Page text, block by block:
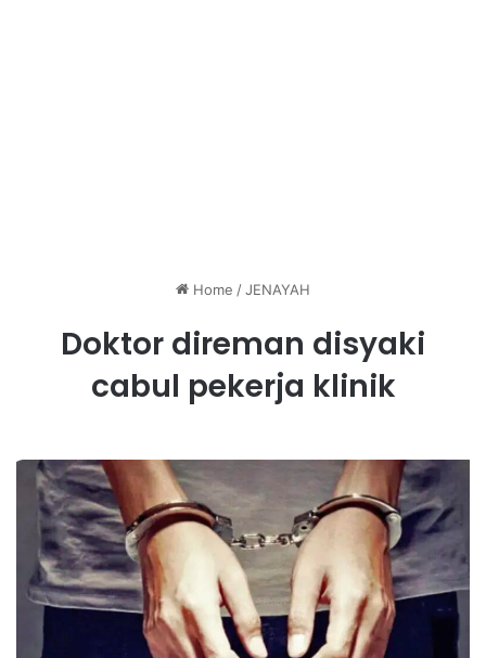
Home /JENAYAH
Doktor direman disyaki
cabul pekerja klinik